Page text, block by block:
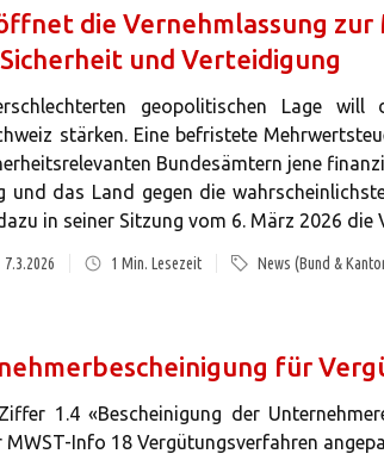
die Vernehmlassung zur
und Verteidigung
geopolitischen Lage
stärken. Eine befristete
Bundesämtern jene
und das Land gegen die
in seiner Sitzung vom 6. März 2026 die
7.3.2026 1 Min. Lesezeit News (Bund &
für
1.4 «Bescheinigung der
MWST-Info 18 Vergütungsverfahren